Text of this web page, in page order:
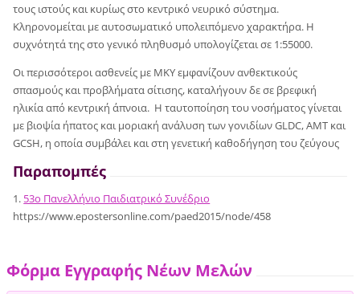
τους ιστούς και κυρίως στο κεντρικό νευρικό σύστημα.
Κληρονομείται με αυτοσωματικό υπολειπόμενο χαρακτήρα. Η
συχνότητά της στο γενικό πληθυσμό υπολογίζεται σε 1:55000.
Οι περισσότεροι ασθενείς με ΜΚΥ εμφανίζουν ανθεκτικούς
σπασμούς και προβλήματα σίτισης, καταλήγουν δε σε βρεφική
ηλικία από κεντρική άπνοια. Η ταυτοποίηση του νοσήματος γίνεται
με βιοψία ήπατος και μοριακή ανάλυση των γονιδίων GLDC, AMT και
GCSH, η οποία συμβάλει και στη γενετική καθοδήγηση του ζεύγους
Παραπομπές
1. 53o Πανελλήνιο Παιδιατρικό Συνέδριο
https://www.epostersonline.com/paed2015/node/458
Φόρμα Εγγραφής Νέων Μελών